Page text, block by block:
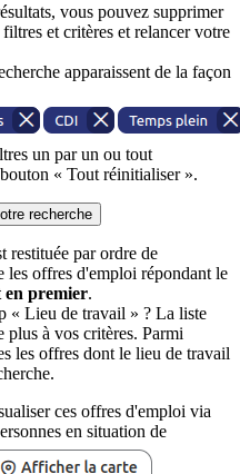
vous pouvez supprimer
et critères et relancer votre
apparaissent de la façon
un par un ou tout
« Tout réinitialiser ».
recherche
restituée par ordre de
les offres d'emploi répondant le
en premier.
« Lieu de travail » ? La liste
plus à vos critères. Parmi
les offres dont le lieu de travail
ces offres d'emploi via
en situation de